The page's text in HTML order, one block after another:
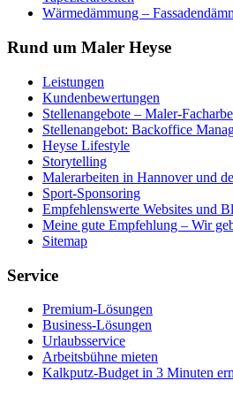
Wärmedämmung –
Rund um Maler Heyse
Leistungen
Kundenbewertungen
Stellenangebote – Maler-
Stellenangebot: Backoffice
Heyse Lifestyle
Storytelling
Malerarbeiten in Hannover und
Sport-Sponsoring
Empfehlenswerte Websites und
Meine gute Empfehlung – Wir
Sitemap
Service
Premium-Lösungen
Business-Lösungen
Urlaubsservice
Arbeitsbühne mieten
Kalkputz-Budget in 3 Minuten